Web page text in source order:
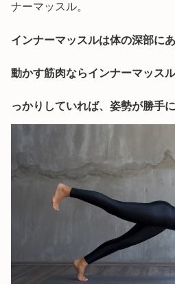
ナーマッスル。
インナーマッスルは体の深部に
動かす筋肉ならインナーマッス
っかりしていれば、姿勢が勝手